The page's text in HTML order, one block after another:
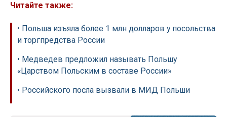
Читайте также:
• Польша изъяла более 1 млн долларов у посольства
и торгпредства России
• Медведев предложил называть Польшу
«Царством Польским в составе России»
• Российского посла вызвали в МИД Польши